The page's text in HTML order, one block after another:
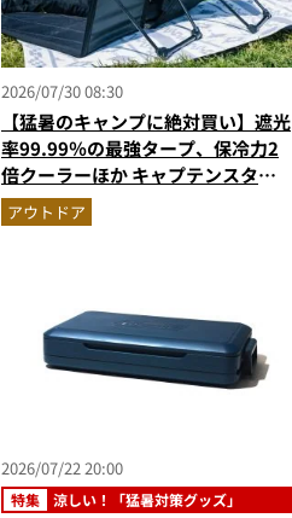
2026/07/30 08:30
【猛暑のキャンプに絶対買い】遮光
率99.99％の最強タープ、保冷力2
倍クーラーほか キャプテンスタッ
グの快適ギア6選を徹底解説
アウトドア
2026/07/22 20:00
特集 涼しい！「猛暑対策グッズ」